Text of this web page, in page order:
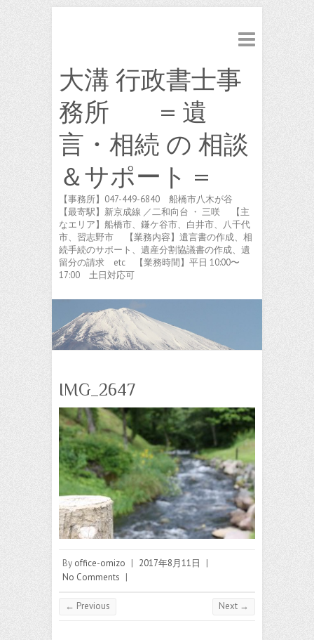
大溝 行政書士事
務所 = 遺
言・相続 の 相談
＆サポート =
【事務所】047-449-6840 船橋市八木が谷
【最寄駅】新京成線 ／二和向台 ・ 三咲 【主
なエリア】船橋市、鎌ケ谷市、白井市、八千代
市、習志野市 【業務内容】遺言書の作成、相
続手続のサポート、遺産分割協議書の作成、遺
留分の請求 etc 【業務時間】平日 10:00〜
17:00 土日対応可
IMG_2647
By office-omizo | 2017年8月11日
|
No Comments |
← Previous Next →